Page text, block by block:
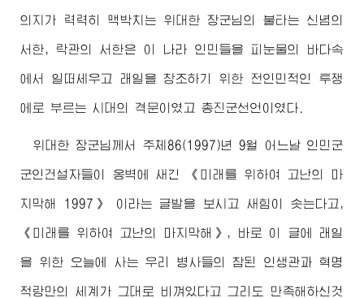
의지가 력력히 맥박치는 위대한 장군님의 불타는 신념의
서한, 락관의 서한은 이 나라 인민들을 피눈물의 바다속
에서 일떠세우고 래일을 창조하기 위한 전인민적인 투쟁
에로 부르는 시대의 격문이였고 총진군선언이였다.
위대한 장군님께서 주체86(1997)년 9월 어느날 인민군
군인건설자들이 옹벽에 새긴 《미래를 위하여 고난의 마
지막해 1997》 이라는 글발을 보시고 새힘이 솟는다고,
《미래를 위하여 고난의 마지막해》, 바로 이 글에 래일
을 위한 오늘에 사는 우리 병사들의 참된 인생관과 혁명
적랑만의 세계가 그대로 비껴있다고 그리도 만족해하신것